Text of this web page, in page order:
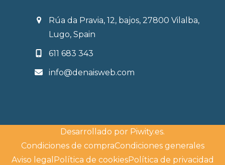
Rúa da Pravia, 12, bajos, 27800 Vilalba,
Lugo, Spain
611 683 343
info@denaisweb.com
Desarrollado por Piwity.es.
Condiciones de compraCondiciones generales
Aviso legal Política de cookiesPolítica de privacidad